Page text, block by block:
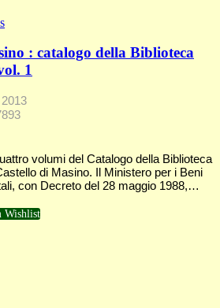
: catalogo della Biblioteca
1
volumi del Catalogo della Biblioteca
di Masino. Il Ministero per i Beni
con Decreto del 28 maggio 1988,…
Wishlist